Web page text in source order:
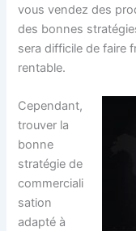
vous vendez des
des bonnes
sera difficile de faire
rentable.
Cependant,
trouver la
bonne
stratégie de
commerciali
sation
adapté à